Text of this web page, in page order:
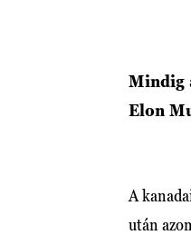
Mindig
Elon
A
után